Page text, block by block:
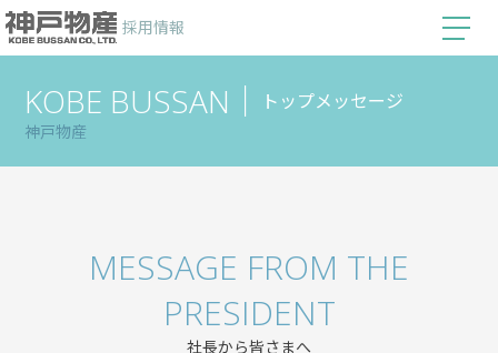
採用情報
KOBE BUSSAN｜ トップメッセージ
神戸物産
MESSAGE FROM THE
PRESIDENT
社長から皆さまへ